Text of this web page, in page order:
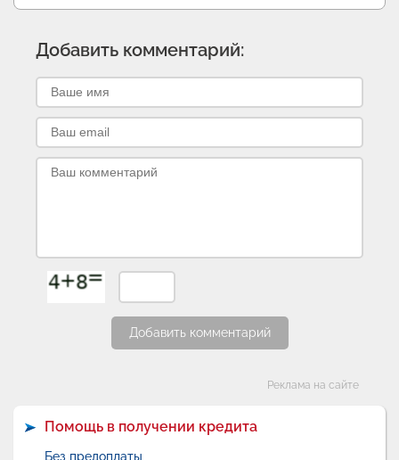
Добавить комментарий:
Добавить комментарий
Реклама на сайте
Помощь в получении кредита
Без предоплаты